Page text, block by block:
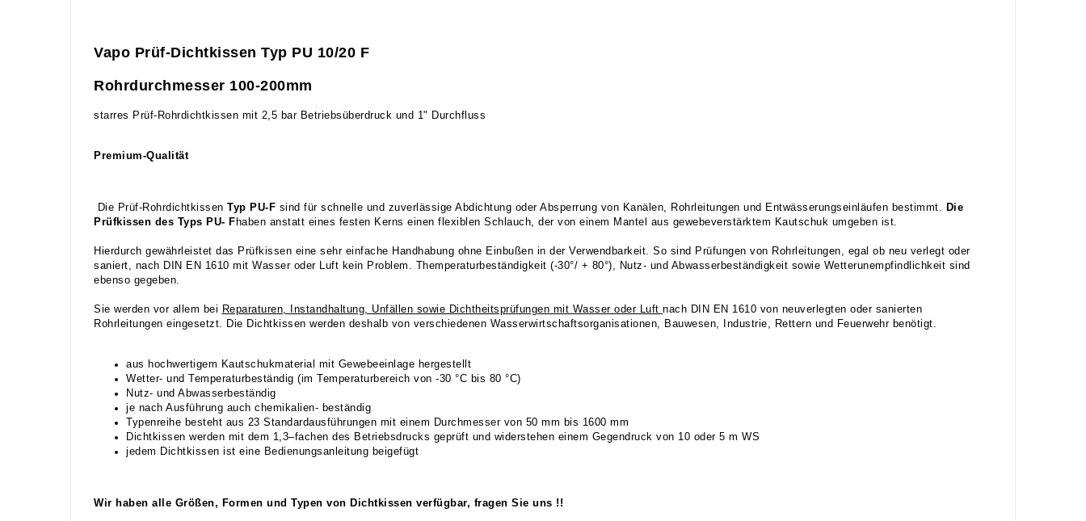
Vapo Prüf-Dichtkissen Typ PU 10/20 F
Rohrdurchmesser 100-200mm
starres Prüf-Rohrdichtkissen mit 2,5 bar Betriebsüberdruck und 1" Durchfluss
Premium-Qualität
Die Prüf-Rohrdichtkissen Typ PU-F sind für schnelle und zuverlässige Abdichtung oder Absperrung von Kanälen, Rohrleitungen und Entwässerungseinläufen bestimmt. Die
Prüfkissen des Typs PU- F haben anstatt eines festen Kerns einen flexiblen Schlauch, der von einem Mantel aus gewebeverstärktem Kautschuk umgeben ist.
Hierdurch gewährleistet das Prüfkissen eine sehr einfache Handhabung ohne Einbußen in der Verwendbarkeit. So sind Prüfungen von Rohrleitungen, egal ob neu verlegt oder
saniert, nach DIN EN 1610 mit Wasser oder Luft kein Problem. Themperaturbeständigkeit (-30°/ + 80°), Nutz- und Abwasserbeständigkeit sowie Wetterunempfindlichkeit sind
ebenso gegeben.
Sie werden vor allem bei Reparaturen, Instandhaltung, Unfällen sowie Dichtheitsprüfungen mit Wasser oder Luft nach DIN EN 1610 von neuverlegten oder sanierten
Rohrleitungen eingesetzt. Die Dichtkissen werden deshalb von verschiedenen Wasserwirtschaftsorganisationen, Bauwesen, Industrie, Rettern und Feuerwehr benötigt.
aus hochwertigem Kautschukmaterial mit Gewebeeinlage hergestellt
Wetter- und Temperaturbeständig (im Temperaturbereich von -30 °C bis 80 °C)
Nutz- und Abwasserbeständig
je nach Ausführung auch chemikalien- beständig
Typenreihe besteht aus 23 Standardausführungen mit einem Durchmesser von 50 mm bis 1600 mm
Dichtkissen werden mit dem 1,3–fachen des Betriebsdrucks geprüft und widerstehen einem Gegendruck von 10 oder 5 m WS
jedem Dichtkissen ist eine Bedienungsanleitung beigefügt
Wir haben alle Größen, Formen und Typen von Dichtkissen verfügbar, fragen Sie uns !!